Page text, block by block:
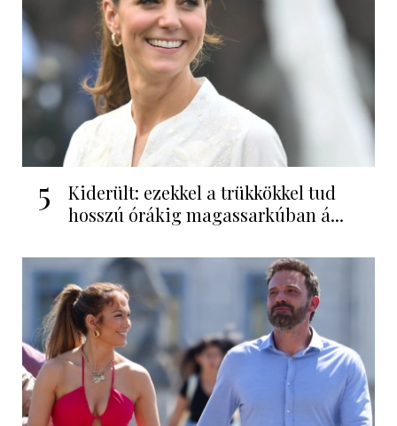
5
Kiderült: ezekkel a trükkökkel tud
hosszú órákig magassarkúban á...